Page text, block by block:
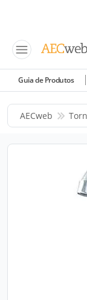
Guia de Produtos
AECweb